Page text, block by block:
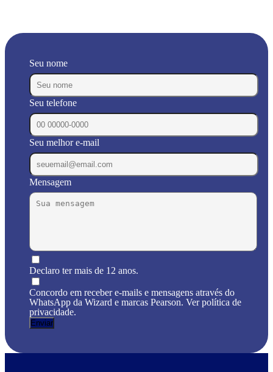
Seu nome
Seu telefone
Seu melhor e-mail
Mensagem
Declaro ter mais de 12 anos.
Concordo em receber e-mails e mensagens através do
WhatsApp da Wizard e marcas Pearson. Ver política de
privacidade.